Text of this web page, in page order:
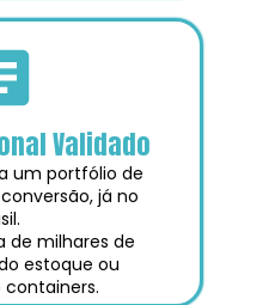
Validado
um portfólio de
já no
de milhares de
estoque ou